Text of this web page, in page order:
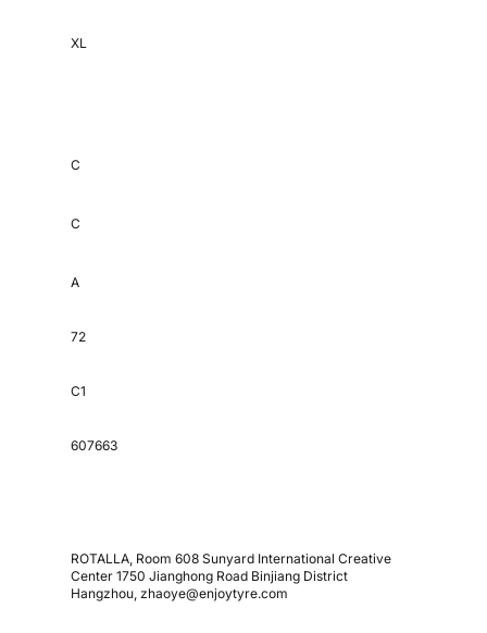
XL
C
C
A
72
C1
607663
ROTALLA, Room 608 Sunyard International Creative
Center 1750 Jianghong Road Binjiang District
Hangzhou, zhaoye@enjoytyre.com